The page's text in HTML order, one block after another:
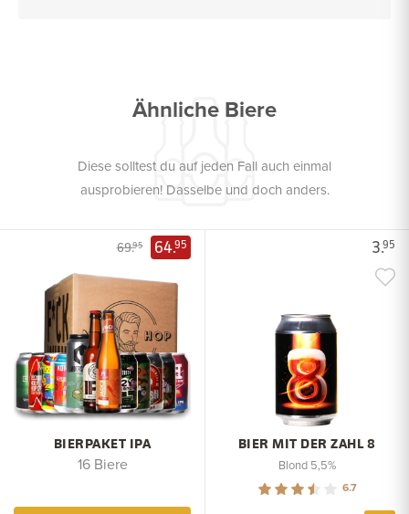
Ähnliche Biere
Diese solltest du auf jeden Fall auch einmal
ausprobieren! Dasselbe und doch anders.
69.95 64.95
BIERPAKET IPA
16 Biere
3.95
BIER MIT DER ZAHL 8
Blond 5,5%
6.7